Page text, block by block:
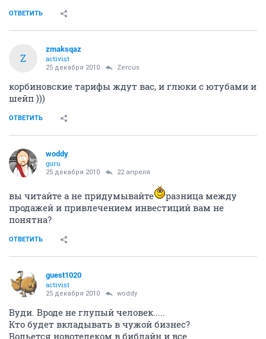
ОТВЕТИТЬ
Z
zmaksqaz
activist
25 декабря 2010 Zercus
корбиновские тарифы ждут вас, и глюки с ютубами и
шейп )))
ОТВЕТИТЬ
woddy
guru
25 декабря 2010 22 апреля
вы читайте а не придумывайте
разница между
продажей и привлечением инвестиций вам не
понятна?
ОТВЕТИТЬ
guest1020
activist
25 декабря 2010 woddy
Вуди. Вроде не глупый человек.....
Кто будет вкладывать в чужой бизнес?
Вольется новотелеком в библайн и все.